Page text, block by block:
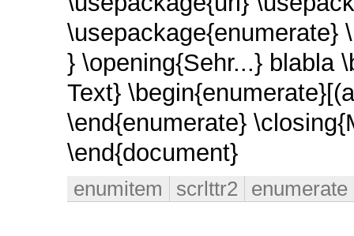
\usepackage{enumerate}
} \opening{Sehr...} blabla
Text}
\end{enumerate}
\end{document}
enumitem scrlttr2 enumerate